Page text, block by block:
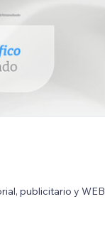
publicitario y WEB